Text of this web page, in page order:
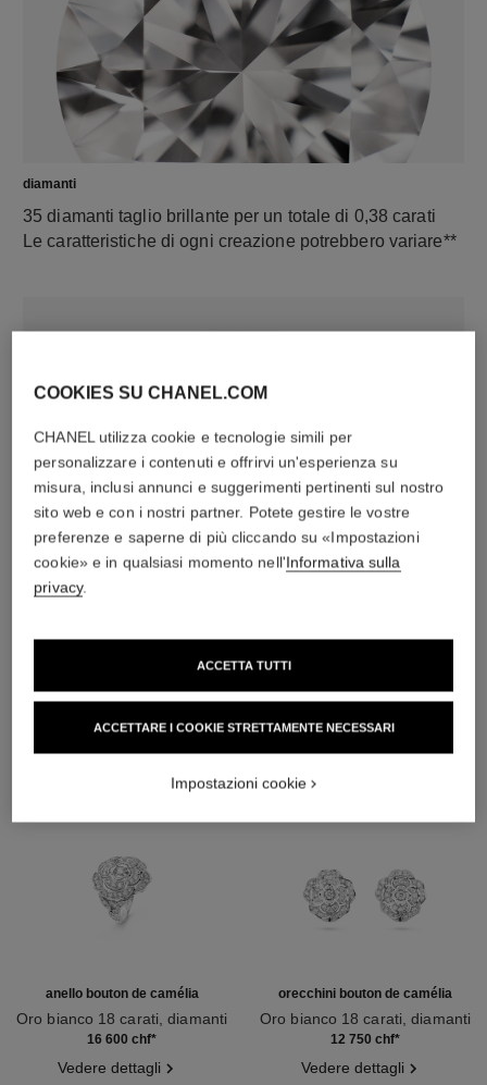
diamanti
35 diamanti taglio brillante per un totale di 0,38 carati
Le caratteristiche di ogni creazione potrebbero variare**
materiale
Oro bianco 18 carati
anello bouton de camélia
Oro bianco 18 carati, diamanti
Ref. J1212216 600 chf*
Vedere dettagli
orecchini bouton de camélia
Oro bianco 18 carati, diamanti
Ref. J1207212 750 chf*
Vedere dettagli
COOKIES SU CHANEL.COM
CHANEL utilizza cookie e tecnologie simili per
personalizzare i contenuti e offrirvi un'esperienza su
misura, inclusi annunci e suggerimenti pertinenti sul nostro
sito web e con i nostri partner. Potete gestire le vostre
preferenze e saperne di più cliccando su «Impostazioni
cookie» e in qualsiasi momento nell'Informativa sulla
privacy.
ACCETTARE I COOKIE STRETTAMENTE NECESSARI
ACCETTA TUTTI
Impostazioni cookie